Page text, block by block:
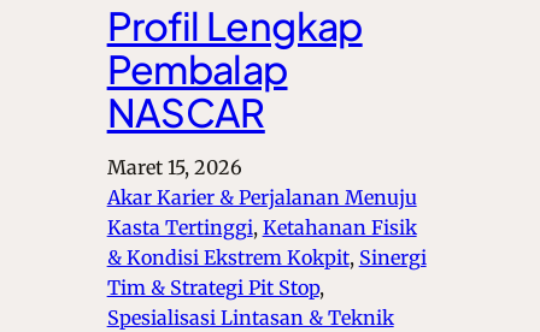
Profil Lengkap
Pembalap
NASCAR
Maret 15, 2026
Akar Karier & Perjalanan Menuju
Kasta Tertinggi, Ketahanan Fisik
& Kondisi Ekstrem Kokpit, Sinergi
Tim & Strategi Pit Stop ,
Spesialisasi Lintasan & Teknik